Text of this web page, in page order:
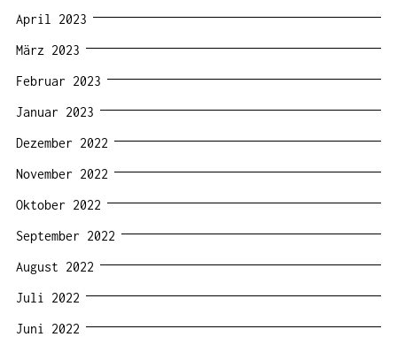
April 2023
März 2023
Februar 2023
Januar 2023
Dezember 2022
November 2022
Oktober 2022
September 2022
August 2022
Juli 2022
Juni 2022